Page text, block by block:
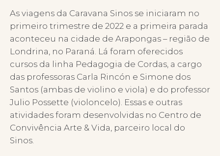
As viagens da Caravana Sinos se iniciaram no
primeiro trimestre de 2022 e a primeira parada
aconteceu na cidade de Arapongas – região de
Londrina, no Paraná. Lá foram oferecidos
cursos da linha Pedagogia de Cordas, a cargo
das professoras Carla Rincón e Simone dos
Santos (ambas de violino e viola) e do professor
Julio Possette (violoncelo). Essas e outras
atividades foram desenvolvidas no Centro de
Convivência Arte & Vida, parceiro local do
Sinos.